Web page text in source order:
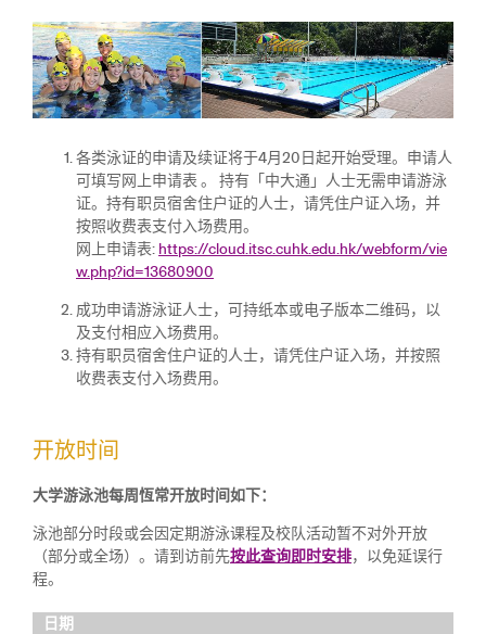
各类泳证的申请及续证将于4月20日起开始受理。申请人
可填写网上申请表 。 持有「中大通」人士无需申请游泳
证。持有职员宿舍住户证的人士，请凭住户证入场，并
按照收费表支付入场费用。
网上申请表: https://cloud.itsc.cuhk.edu.hk/webform/vie
w.php?id=13680900
成功申请游泳证人士，可持纸本或电子版本二维码，以
及支付相应入场费用。
持有职员宿舍住户证的人士，请凭住户证入场，并按照
收费表支付入场费用。
开放时间
大学游泳池每周恆常开放时间如下：
泳池部分时段或会因定期游泳课程及校队活动暂不对外开放
（部分或全场）。请到访前先按此查询即时安排，以免延误行
程。
日期